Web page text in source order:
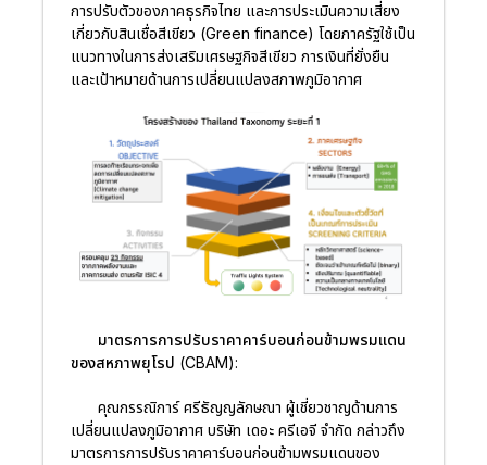
การปรับตัวของภาคธุรกิจไทย และการประเมินความเสี่ยง
เกี่ยวกับสินเชื่อสีเขียว (Green finance) โดยภาครัฐใช้เป็น
แนวทางในการส่งเสริมเศรษฐกิจสีเขียว การเงินที่ยั่งยืน
และเป้าหมายด้านการเปลี่ยนแปลงสภาพภูมิอากาศ
มาตรการการปรับราคาคาร์บอนก่อนข้ามพรมแดน
ของสหภาพยุโรป (CBAM):
คุณกรรณิการ์ ศรีธัญญลักษณา ผู้เชี่ยวชาญด้านการ
เปลี่ยนแปลงภูมิอากาศ บริษัท เดอะ ครีเอจี จำกัด กล่าวถึง
มาตรการการปรับราคาคาร์บอนก่อนข้ามพรมแดนของ